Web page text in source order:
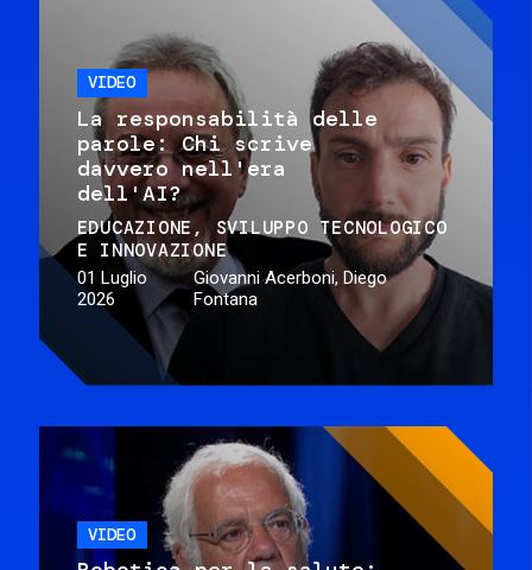
VIDEO
La responsabilità delle
parole: Chi scrive
davvero nell'era
dell'AI?
EDUCAZIONE
SVILUPPO TECNOLOGICO
E INNOVAZIONE
01 Luglio
2026
Giovanni Acerboni, Diego
Fontana
VIDEO